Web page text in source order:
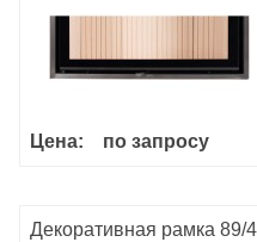
Цена: по запросу
Декоративная рамка 89/